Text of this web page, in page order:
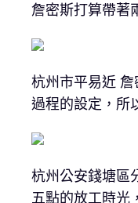
詹密斯打算帶著
杭州市平易近
過程的設定，所
杭州公安錢塘區
五點的放工時光